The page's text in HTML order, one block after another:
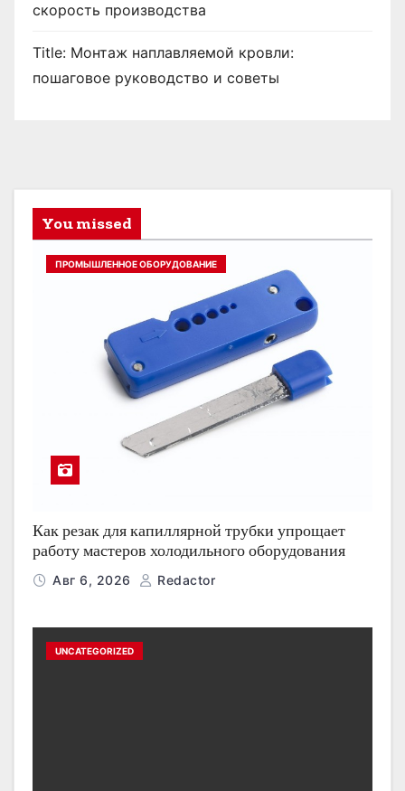
скорость производства
Title: Монтаж наплавляемой кровли:
пошаговое руководство и советы
You missed
ПРОМЫШЛЕННОЕ ОБОРУДОВАНИЕ
Как резак для капиллярной трубки упрощает
работу мастеров холодильного оборудования
Авг 6, 2026 Redactor
UNCATEGORIZED